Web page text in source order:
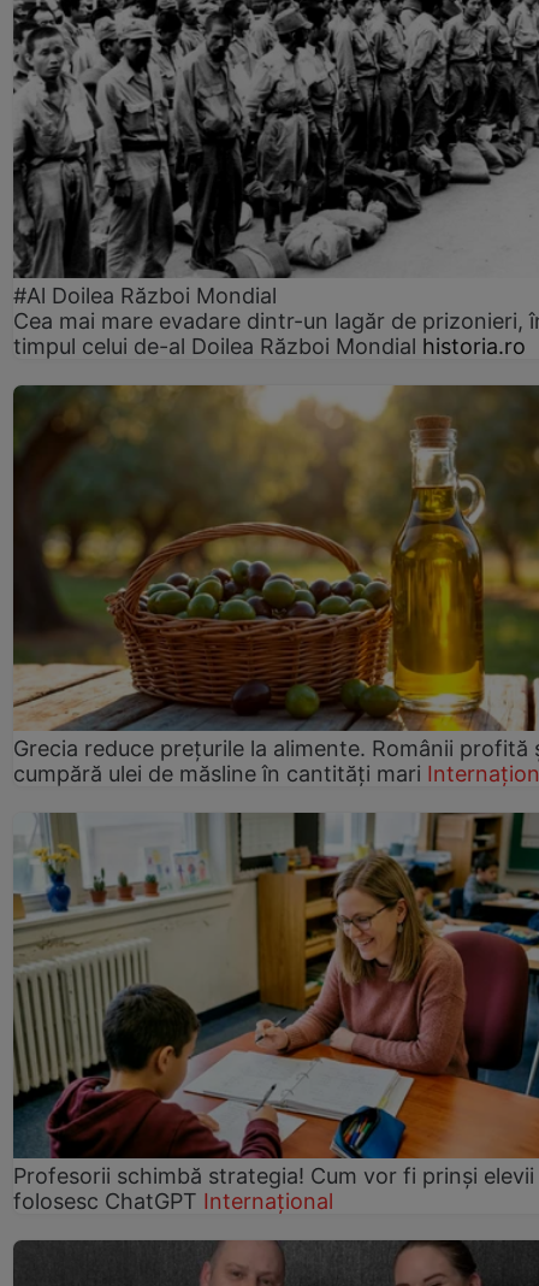
#Al Doilea Război Mondial
Cea mai mare evadare dintr-un lagăr de prizonieri,
timpul celui de-al Doilea Război Mondial historia.ro
Grecia reduce prețurile la alimente. Românii profită
cumpără ulei de măsline în cantități mari
Profesorii schimbă strategia! Cum vor fi prinși elevii
folosesc ChatGPT Internațional